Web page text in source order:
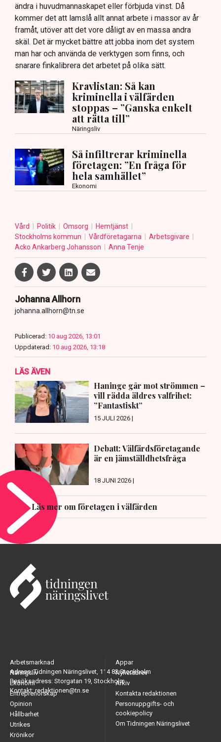
ändra i huvudmannaskapet eller förbjuda vinst. Då
kommer det att lamslå allt annat arbete i massor av år
framåt, utöver att det vore dåligt av en massa andra
skäl. Det är mycket bättre att jobba inom det system
man har och använda de verktygen som finns, och
snarare finkalibrera det arbetet på olika sätt.
Kravlistan: Så kan
kriminella i välfärden
stoppas – ”Ganska enkelt
att rätta till”
Näringsliv
Så infiltrerar kriminella
företagen: ”En fråga för
hela samhället”
Ekonomi
Vård Politik Omsorg
Hemtjänst
Stockholms kommun
Vårdföretagarna
Arbetsgivare
Acko Ankarberg Johansson
Anna Tenje
Johanna Allhorn
johanna.allhorn@tn.se
Publicerad: 10 aug 2026, 13:01
Uppdaterad: 10 aug 2026, 13:18
LÄS ÄVEN
Haninge går mot strömmen –
vill rädda äldres valfrihet:
”Fantastiskt”
15 JULI 2026 |
Debatt: Välfärdsföretagande
är en jämställdhetsfråga
18 JUNI 2026 |
Läs mer om företagen i välfärden
Adress: Tidningen Näringslivet, 114 82 Stockholm
Besöksadress: Storgatan 19, Stockholm
Kontakt: redaktionen@tn.se
Arbetsmarknad
Näringsliv
Ekonomi
Entreprenörskap
Opinion
Hållbarhet
Utrikes
Krönikor
Appar
Nyhetsbrev
Arkiv
Kontakta redaktionen
Personuppgifts- och
cookiepolicy
Om Tidningen Näringslivet